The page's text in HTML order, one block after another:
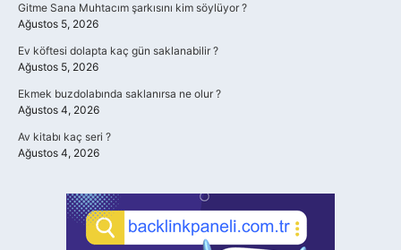
Gitme Sana Muhtacım şarkısını kim söylüyor ?
Ağustos 5, 2026
Ev köftesi dolapta kaç gün saklanabilir ?
Ağustos 5, 2026
Ekmek buzdolabında saklanırsa ne olur ?
Ağustos 4, 2026
Av kitabı kaç seri ?
Ağustos 4, 2026